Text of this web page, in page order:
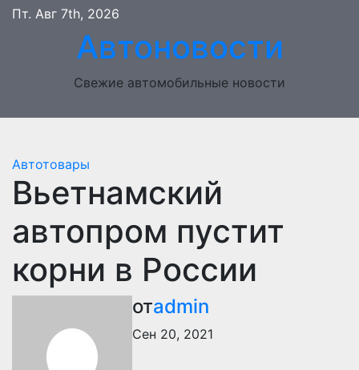
Перейти
содержимому
Пт. Авг 7th, 2026
Автоновости
Свежие автомобильные новости
Автотовары
Вьетнамский
автопром пустит
корни в России
отadmin
Сен 20, 2021